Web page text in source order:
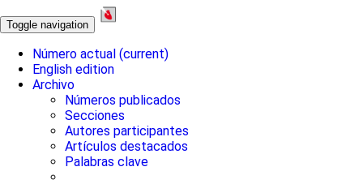
Toggle navigation
Número actual (current)
English edition
Archivo
Números publicados
Secciones
Autores participantes
Artículos destacados
Palabras clave